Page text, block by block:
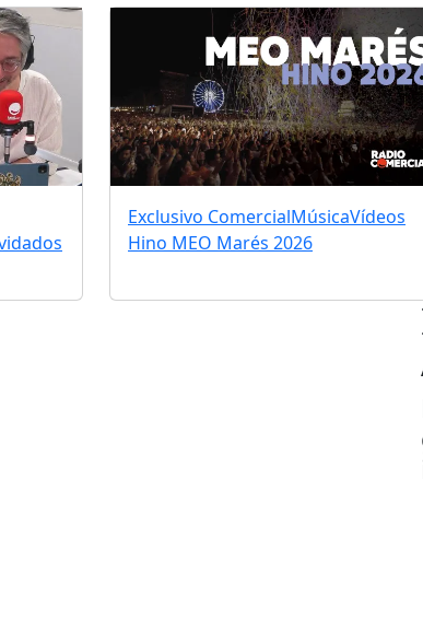
Exclusivo ComercialMúsicaVídeos
Hino MEO Marés 2026